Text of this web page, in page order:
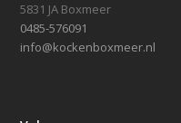
5831 JA Boxmeer
0485-576091
info@kockenboxmeer.nl